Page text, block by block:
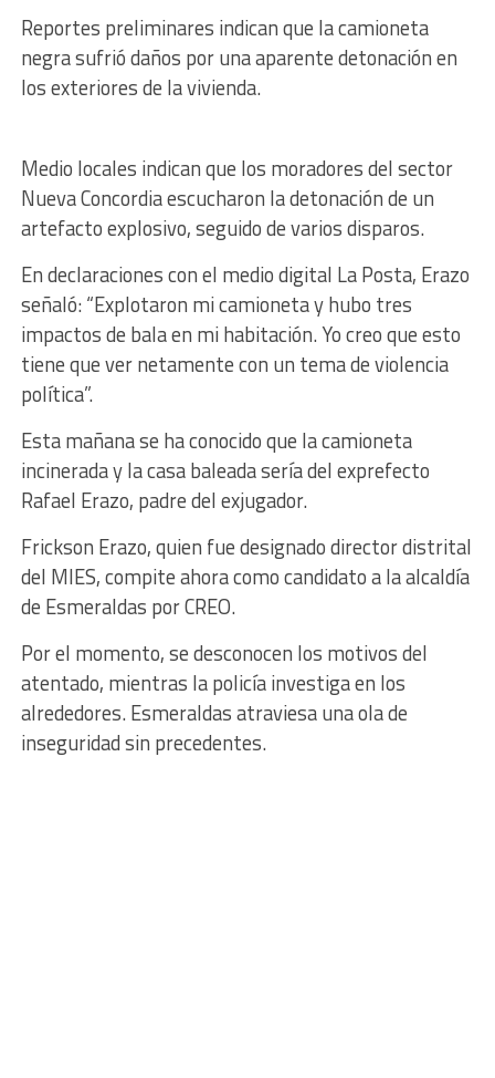
Reportes preliminares indican que la camioneta
negra sufrió daños por una aparente detonación en
los exteriores de la vivienda.
Medio locales indican que los moradores del sector
Nueva Concordia escucharon la detonación de un
artefacto explosivo, seguido de varios disparos.
En declaraciones con el medio digital La Posta, Erazo
señaló: “Explotaron mi camioneta y hubo tres
impactos de bala en mi habitación. Yo creo que esto
tiene que ver netamente con un tema de violencia
política”.
Esta mañana se ha conocido que la camioneta
incinerada y la casa baleada sería del exprefecto
Rafael Erazo, padre del exjugador.
Frickson Erazo, quien fue designado director distrital
del MIES, compite ahora como candidato a la alcaldía
de Esmeraldas por CREO.
Por el momento, se desconocen los motivos del
atentado, mientras la policía investiga en los
alrededores. Esmeraldas atraviesa una ola de
inseguridad sin precedentes.